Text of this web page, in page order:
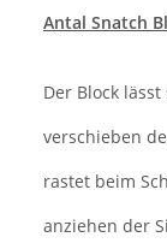
Antal Snatch
Der Block
verschieben
rastet beim
anziehen der